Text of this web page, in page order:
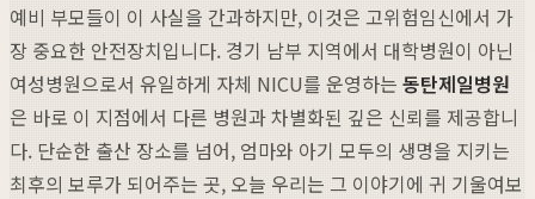
예비 부모들이 이 사실을 간과하지만, 이것은 고위험임신에서 가
장 중요한 안전장치입니다. 경기 남부 지역에서 대학병원이 아닌
여성병원으로서 유일하게 자체 NICU를 운영하는 동탄제일병원
은 바로 이 지점에서 다른 병원과 차별화된 깊은 신뢰를 제공합니
다. 단순한 출산 장소를 넘어, 엄마와 아기 모두의 생명을 지키는
최후의 보루가 되어주는 곳, 오늘 우리는 그 이야기에 귀 기울여보